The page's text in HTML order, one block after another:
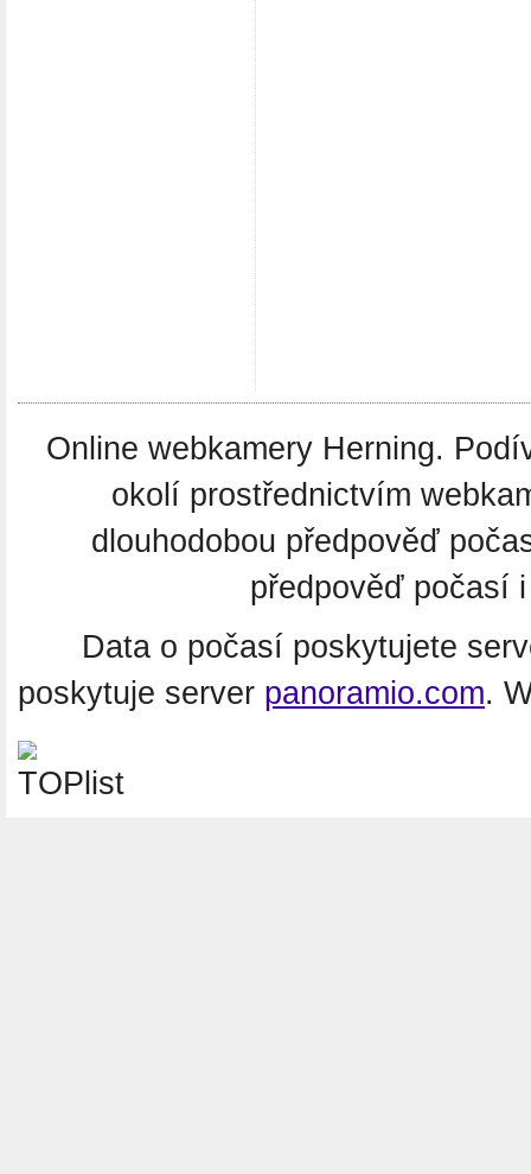
Online webkamery Herning.
okolí prostřednictvím
dlouhodobou předpověď
předpověď počasí
Data o počasí poskytujete
poskytuje server panoramio.com.